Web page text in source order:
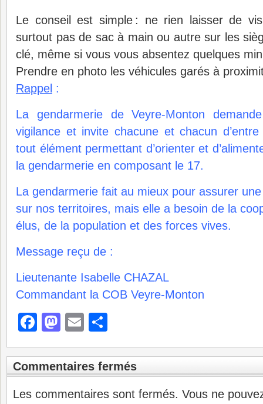
Le conseil est simple : ne rien laisser de
surtout pas de sac à main ou autre sur les
clé, même si vous vous absentez quelques
Prendre en photo les véhicules garés à
Rappel :
La gendarmerie de Veyre-Monton
vigilance et invite chacune et chacun
tout élément permettant d’orienter et
la gendarmerie en composant le 17.
La gendarmerie fait au mieux pour assurer
sur nos territoires, mais elle a besoin de la
élus, de la population et des forces vives.
Message reçu de :
Lieutenante Isabelle CHAZAL
Commandant la COB Veyre-Monton
Facebook
Mastodon
Email
Commentaires fermés
Les commentaires sont fermés. Vous ne